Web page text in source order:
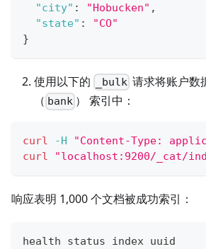
"city" : "Hobucken" ,
"state" :
"CO"
}
使用以下的 _bulk 请求将账户数
（ bank ） 索引中：
curl -H "Content-Type:
curl
"localhost:9200/_cat/
响应表明 1,000 个文档被成功索引：
health status index uuid